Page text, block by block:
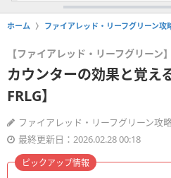
ホーム ファイアレッド・リーフグリーン攻
【ファイアレッド・リーフグリーン】
カウンターの効果と覚え
FRLG】
ファイアレッド・リーフグリーン攻
最終更新日：2026.02.28 00:18
ピックアップ情報